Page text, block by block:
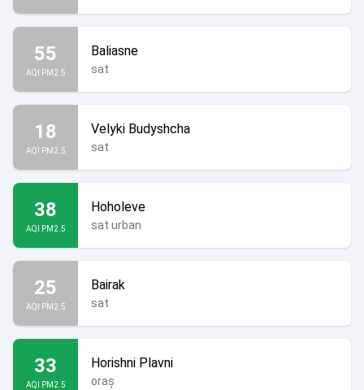
55
AQI PM2.5
Baliasne
sat
18
AQI PM2.5
Velyki Budyshcha
sat
38
AQI PM2.5
Hoholeve
sat urban
25
AQI PM2.5
Bairak
sat
33
AQI PM2.5
Horishni Plavni
oraș